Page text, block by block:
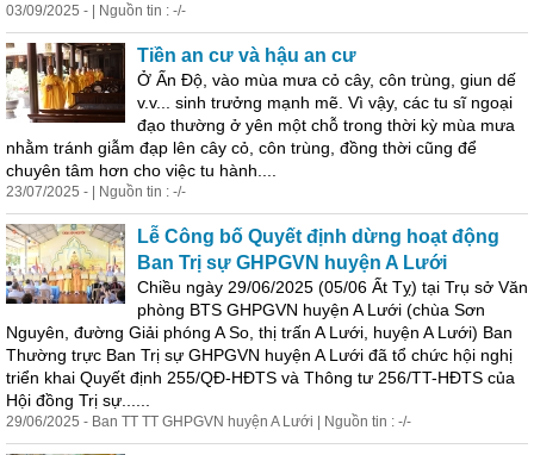
03/09/2025 - | Nguồn tin : -/-
Tiền an cư và hậu an cư
Ở Ấn Độ, vào mùa mưa cỏ cây, côn trùng, giun dế
v.v... sinh trưởng mạnh mẽ. Vì vậy, các tu sĩ ngoại
đạo thường ở yên một chỗ trong thời kỳ mùa mưa
nhằm tránh giẫm đạp lên cây cỏ, côn trùng, đồng thời cũng để
chuyên tâm hơn cho việc tu hành....
23/07/2025 - | Nguồn tin : -/-
Lễ Công bố Quyết định dừng hoạt động
Ban Trị sự GHPGVN huyện A Lưới
Chiều ngày 29/06/2025 (05/06 Ất Tỵ) tại Trụ sở Văn
phòng BTS GHPGVN huyện A Lưới (chùa Sơn
Nguyên, đường Giải phóng A So, thị trấn A Lưới, huyện A Lưới) Ban
Thường trực Ban Trị sự GHPGVN huyện A Lưới đã tổ chức hội nghị
triển khai Quyết định 255/QĐ-HĐTS và Thông tư 256/TT-HĐTS của
Hội đồng Trị sự......
29/06/2025 - Ban TT TT GHPGVN huyện A Lưới | Nguồn tin : -/-